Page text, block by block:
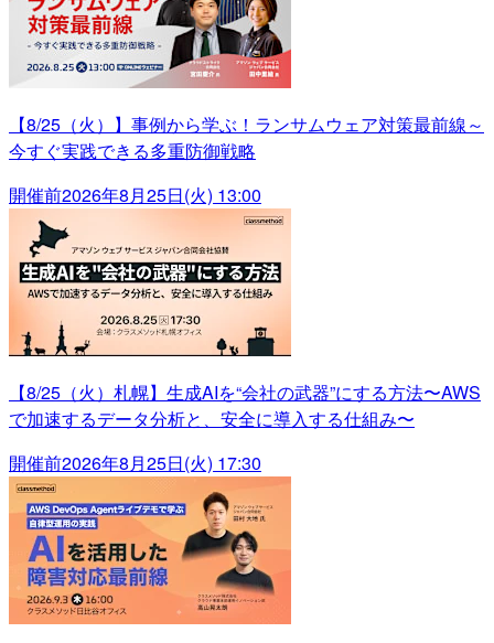
【8/25（火）】事例から学ぶ！ランサムウェア対策最前線～
今すぐ実践できる多重防御戦略
開催前2026年8月25日(火) 13:00
【8/25（火）札幌】生成AIを“会社の武器”にする方法〜AWS
で加速するデータ分析と、安全に導入する仕組み〜
開催前2026年8月25日(火) 17:30